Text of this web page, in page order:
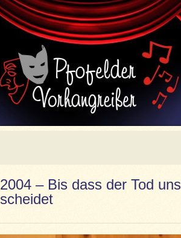
2004 – Bis dass der Tod uns
scheidet